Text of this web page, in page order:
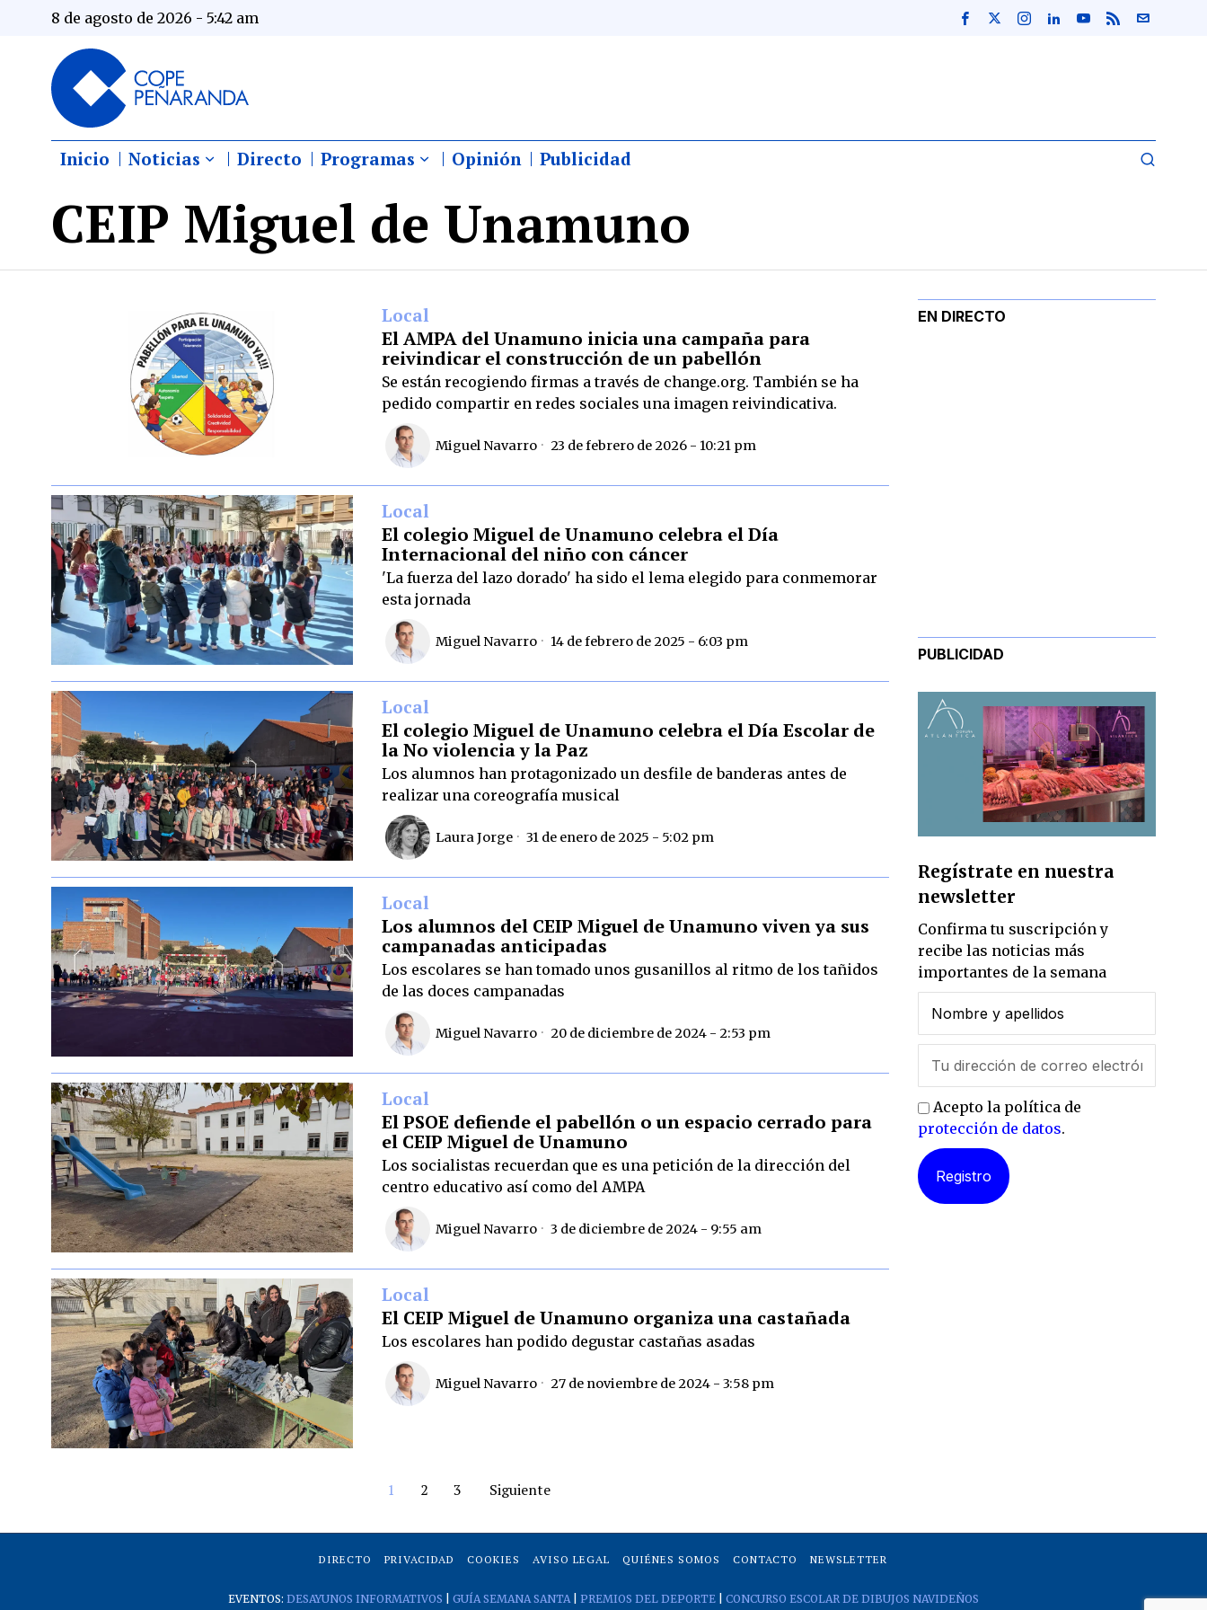
8 de agosto de 2026 - 5:42 am
Inicio Noticias Directo Programas Opinión Publicidad
CEIP Miguel de Unamuno
Local
El AMPA del Unamuno inicia una campaña para
reivindicar el construcción de un pabellón
Se están recogiendo firmas a través de change.org. También se ha
pedido compartir en redes sociales una imagen reivindicativa.
Miguel Navarro 23 de febrero de 2026 - 10:21 pm
Local
El colegio Miguel de Unamuno celebra el Día
Internacional del niño con cáncer
'La fuerza del lazo dorado' ha sido el lema elegido para conmemorar
esta jornada
Miguel Navarro 14 de febrero de 2025 - 6:03 pm
Local
El colegio Miguel de Unamuno celebra el Día Escolar de
la No violencia y la Paz
Los alumnos han protagonizado un desfile de banderas antes de
realizar una coreografía musical
Laura Jorge 31 de enero de 2025 - 5:02 pm
Local
Los alumnos del CEIP Miguel de Unamuno viven ya sus
campanadas anticipadas
Los escolares se han tomado unos gusanillos al ritmo de los tañidos
de las doces campanadas
Miguel Navarro 20 de diciembre de 2024 - 2:53 pm
Local
El PSOE defiende el pabellón o un espacio cerrado para
el CEIP Miguel de Unamuno
Los socialistas recuerdan que es una petición de la dirección del
centro educativo así como del AMPA
Miguel Navarro 3 de diciembre de 2024 - 9:55 am
Local
El CEIP Miguel de Unamuno organiza una castañada
Los escolares han podido degustar castañas asadas
Miguel Navarro 27 de noviembre de 2024 - 3:58 pm
1 2 3 Siguiente
EN DIRECTO
PUBLICIDAD
Regístrate en nuestra
newsletter
Confirma tu suscripción y
recibe las noticias más
importantes de la semana
Acepto la política de
protección de datos.
DIRECTO PRIVACIDAD COOKIES AVISO LEGAL QUIÉNES SOMOS CONTACTO NEWSLETTER
EVENTOS: DESAYUNOS INFORMATIVOS GUÍA SEMANA SANTA| PREMIOS DEL DEPORTE| CONCURSO ESCOLAR DE DIBUJOS NAVIDEÑOS